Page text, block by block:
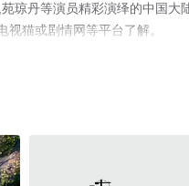
琼丹等演员精彩演绎的中国大
猫或剧情网等平台了解。